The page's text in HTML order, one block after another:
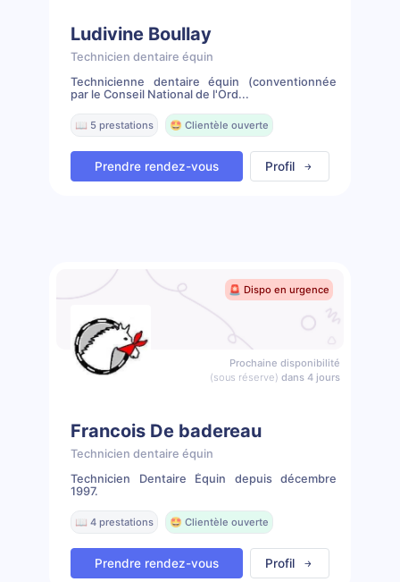
Ludivine Boullay
Technicien dentaire équin
Technicienne dentaire équin (conventionnée
par le Conseil National de l'Ord...
📖 5 prestations 🤩 Clientèle ouverte
Prendre rendez-vous Profil
🚨 Dispo en urgence
Prochaine disponibilité
(sous réserve) dans 4 jours
Francois De badereau
Technicien dentaire équin
Technicien Dentaire Équin depuis décembre
1997.
📖 4 prestations 🤩 Clientèle ouverte
Prendre rendez-vous Profil